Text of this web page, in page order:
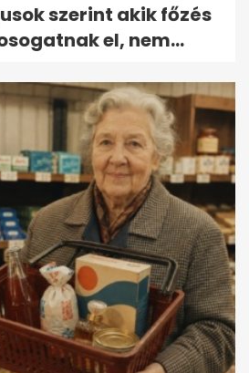
szerint akik főzés
el, nem...